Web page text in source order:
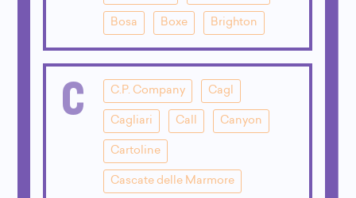
Bosa Boxe Brighton
C C.P. Company Cagl
Cagliari Call Canyon
Cartoline
Cascate delle Marmore